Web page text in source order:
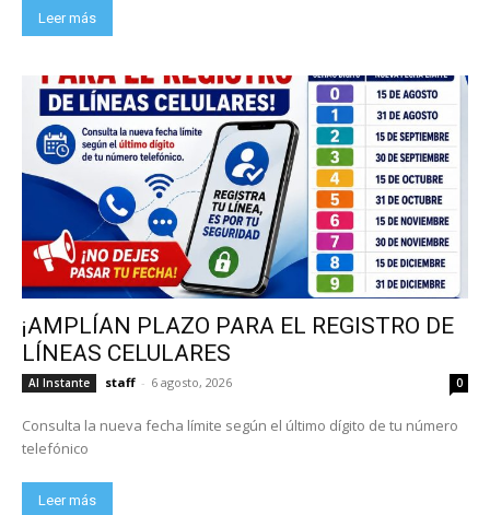
Leer más
¡AMPLÍAN PLAZO PARA EL REGISTRO DE
LÍNEAS CELULARES
Al Instante staff - 6 agosto, 2026 0
Consulta la nueva fecha límite según el último dígito de tu número
telefónico
Leer más